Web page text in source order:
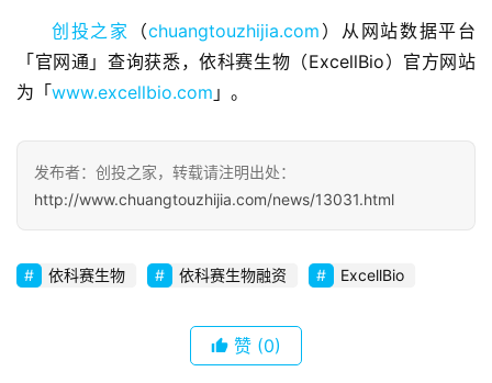
商
业
初
创
企
业
投稿
创投之家 （chuangtouzhijia.com ）从网站数据平台
「官网通」查询获悉，依科赛生物（ExcellBio）官方网站
为「www.excellbio.com 」。
发布者：创投之家，转载请注明出处：
http://www.chuangtouzhijia.com/news/13031.html
依科赛生物 依科赛生物融资 ExcellBio
赞 (0)